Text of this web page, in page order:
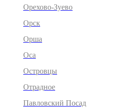
Орехово-Зуево
Орск
Орша
Оса
Островцы
Отрадное
Павловский Посад